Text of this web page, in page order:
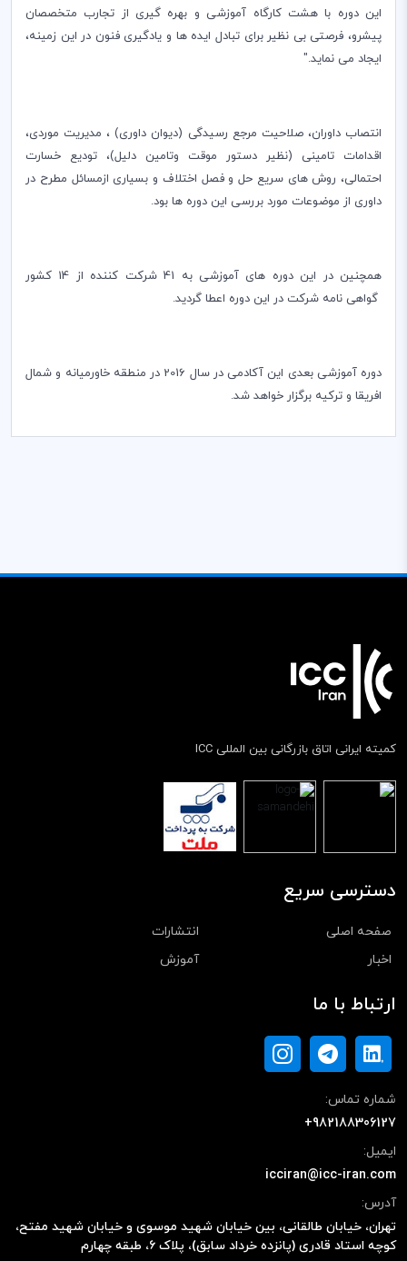
این دوره با هشت کارگاه آموزشی و بهره گیری از تجارب متخصصان
پیشرو، فرصتی بی نظیر برای تبادل ایده ها و یادگیری فنون در این زمینه،
ایجاد می نماید."
انتصاب داوران، صلاحیت مرجع رسیدگی (دیوان داوری) ، مدیریت موردی،
اقدامات تامینی (نظیر دستور موقت وتامین دلیل)، تودیع خسارت
احتمالی، روش های سریع حل و فصل اختلاف و بسیاری ازمسائل مطرح در
داوری از موضوعات مورد بررسی این دوره ها بود.
همچنین در این دوره های آموزشی به 41 شرکت کننده از 14 کشور
گواهی نامه شرکت در این دوره اعطا گردید.
دوره آموزشی بعدی این آکادمی در سال 2016 در منطقه خاورمیانه و شمال
افریقا و ترکیه برگزار خواهد شد.
کمیته ایرانی اتاق بازرگانی بین المللی ICC
دسترسی سریع
صفحه اصلی
انتشارات
اخبار
آموزش
ارتباط با ما
شماره تماس:
+982188306127
ایمیل:
icciran@icc-iran.com
آدرس:
تهران، خیابان طالقانی، بین خیابان شهید موسوی و خیابان شهید مفتح،
کوچه استاد قادری (پانزده خرداد سابق)، پلاک ۶، طبقه چهارم